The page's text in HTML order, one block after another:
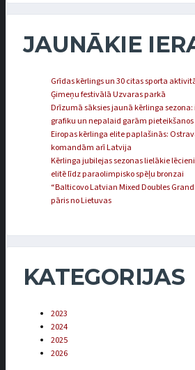
JAUNĀKIE
Grīdas kērlings un 30 citas sporta
Ģimeņu festivālā Uzvaras parkā
Drīzumā sāksies jaunā kērlinga
grafiku un nepalaid garām pieteikšanos
Eiropas kērlinga elite paplašinās:
komandām arī Latvija
Kērlinga jubilejas sezonas lielākie
elitē līdz paraolimpisko spēļu bronzai
“Balticovo Latvian Mixed Doubles
pāris no Lietuvas
KATEGORIJAS
2023
2024
2025
2026